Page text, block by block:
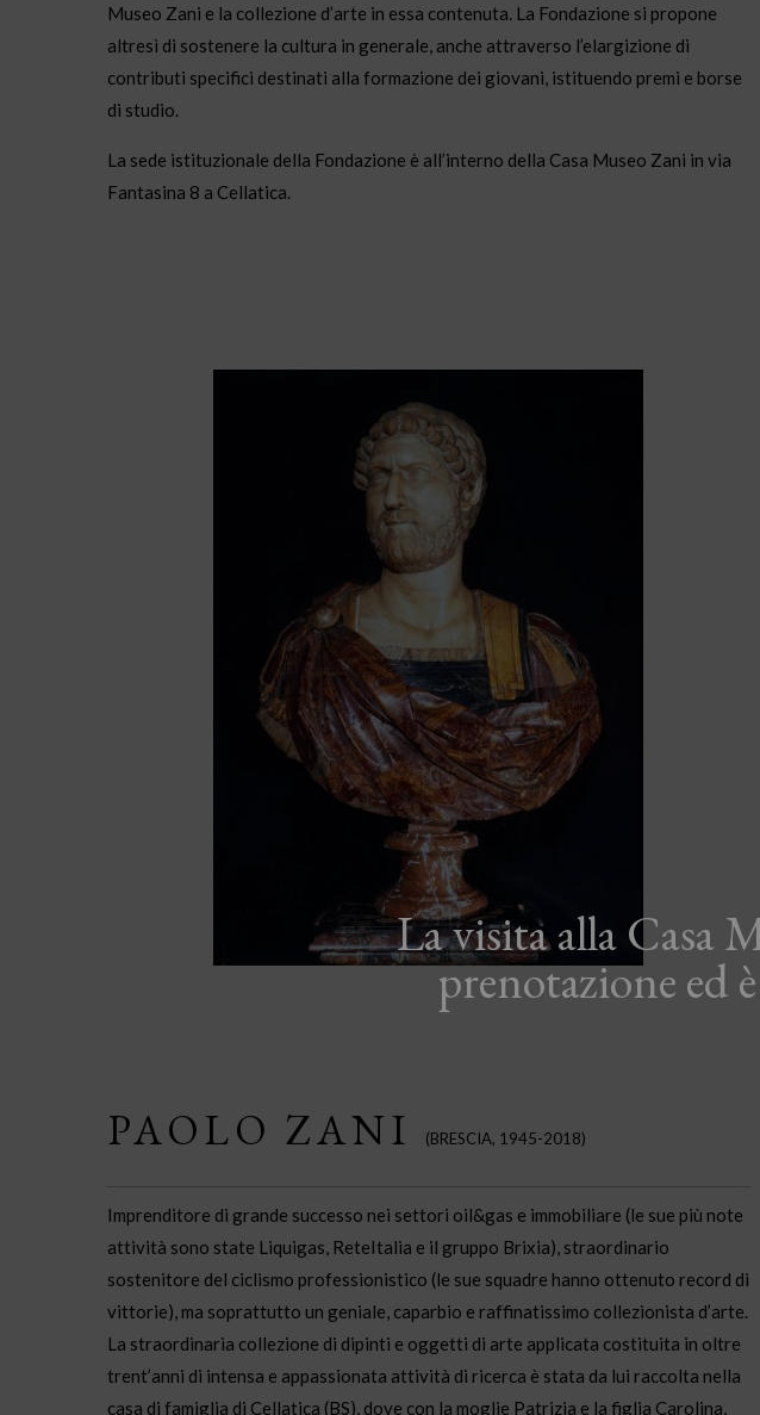
Museo Zani e la collezione d’arte in essa contenuta. La Fondazione si propone
altresì di sostenere la cultura in generale, anche attraverso l’elargizione di
contributi specifici destinati alla formazione dei giovani, istituendo premi e borse
di studio.
La sede istituzionale della Fondazione è all’interno della Casa Museo Zani in via
Fantasina 8 a Cellatica.
PAOLO ZANI (BRESCIA, 1945-2018)
Imprenditore di grande successo nei settori oil&gas e immobiliare (le sue più note
attività sono state Liquigas, ReteItalia e il gruppo Brixia), straordinario
sostenitore del ciclismo professionistico (le sue squadre hanno ottenuto record di
vittorie), ma soprattutto un geniale, caparbio e raffinatissimo collezionista d’arte.
La straordinaria collezione di dipinti e oggetti di arte applicata costituita in oltre
trent’anni di intensa e appassionata attività di ricerca è stata da lui raccolta nella
casa di famiglia di Cellatica (BS), dove con la moglie Patrizia e la figlia Carolina,
La visita alla Casa
prenotazione ed